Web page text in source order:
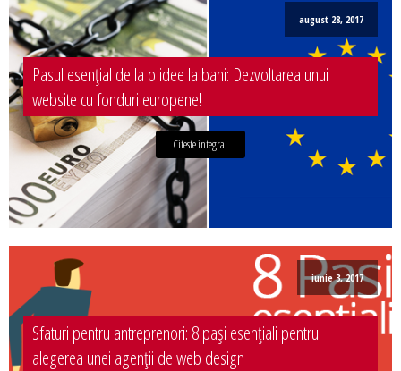
august 28, 2017
Pasul esențial de la o idee la bani: Dezvoltarea unui
website cu fonduri europene!
Citeste integral
iunie 3, 2017
Sfaturi pentru antreprenori: 8 pași esențiali pentru
alegerea unei agenții de web design